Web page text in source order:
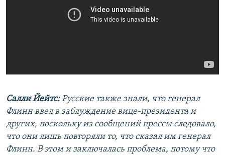
Салли Йейтс:Русские также знали, что генерал
Флинн ввел в заблуждение вице-президента и
других, поскольку из сообщений прессы следовало,
что они лишь повторяли то, что сказал им генерал
Флинн. В этом и заключалась проблема, потому что